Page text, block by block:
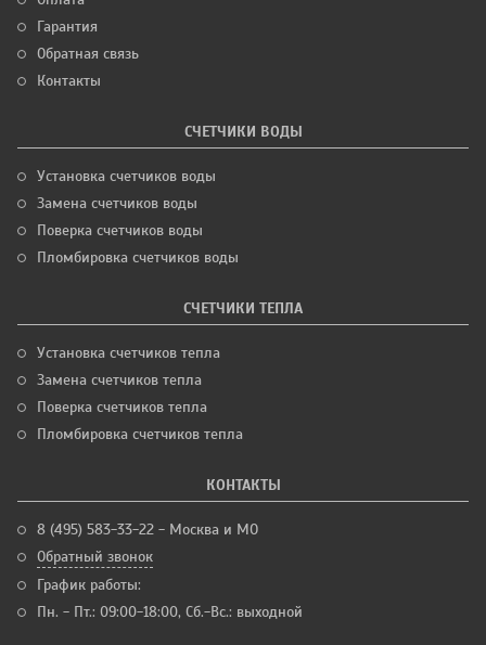
Гарантия
Обратная связь
Контакты
СЧЕТЧИКИ ВОДЫ
Установка счетчиков воды
Замена счетчиков воды
Поверка счетчиков воды
Пломбировка счетчиков воды
СЧЕТЧИКИ ТЕПЛА
Установка счетчиков тепла
Замена счетчиков тепла
Поверка счетчиков тепла
Пломбировка счетчиков тепла
КОНТАКТЫ
8 (495) 583-33-22 - Москва и МО
Обратный звонок
График работы:
Пн. - Пт.: 09:00-18:00, Сб.-Вс.: выходной